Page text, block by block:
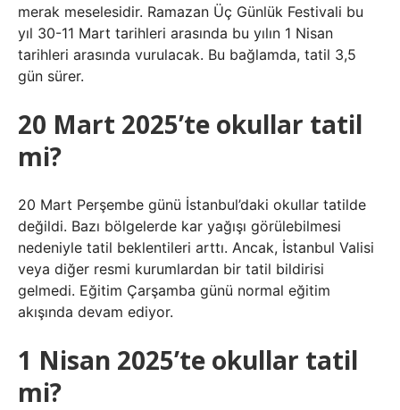
merak meselesidir. Ramazan Üç Günlük Festivali bu
yıl 30-11 Mart tarihleri ​​arasında bu yılın 1 Nisan
tarihleri ​​arasında vurulacak. Bu bağlamda, tatil 3,5
gün sürer.
20 Mart 2025’te okullar tatil
mi?
20 Mart Perşembe günü İstanbul’daki okullar tatilde
değildi. Bazı bölgelerde kar yağışı görülebilmesi
nedeniyle tatil beklentileri arttı. Ancak, İstanbul Valisi
veya diğer resmi kurumlardan bir tatil bildirisi
gelmedi. Eğitim Çarşamba günü normal eğitim
akışında devam ediyor.
1 Nisan 2025’te okullar tatil
mi?